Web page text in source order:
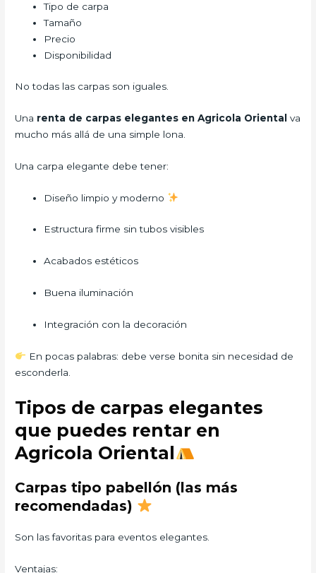
Tipo de carpa
Tamaño
Precio
Disponibilidad
No todas las carpas son iguales.
Una renta de carpas elegantes en Agricola Orientalva
mucho más allá de una simple lona.
Una carpa elegante debe tener:
Diseño limpio y moderno
Estructura firme sin tubos visibles
Acabados estéticos
Buena iluminación
Integración con la decoración
En pocas palabras: debe verse bonita sin necesidad de
esconderla.
Tipos de carpas elegantes
que puedes rentar en
Agricola Oriental
Carpas tipo pabellón (las más
recomendadas)
Son las favoritas para eventos elegantes.
Ventajas: